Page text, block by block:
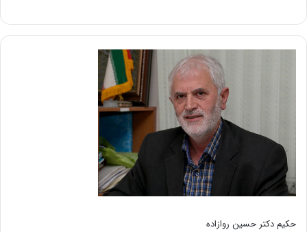
حکیم دکتر حسین روازاده